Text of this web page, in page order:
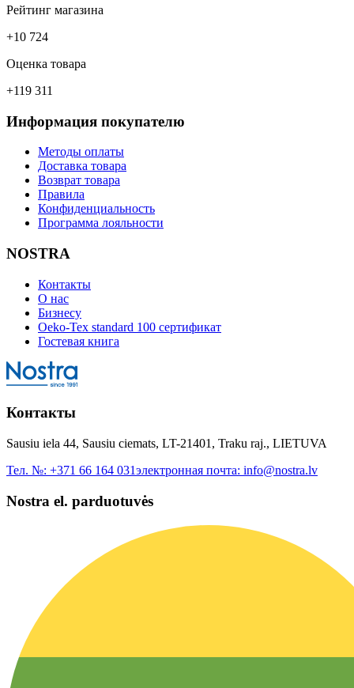
Рейтинг магазина
+10 724
Оценка товара
+119 311
Информация покупателю
Методы оплаты
Доставка товара
Возврат товара
Правила
Конфиденциальность
Программа лояльности
NOSTRA
Контакты
О нас
Бизнесу
Oeko-Tex standard 100 сертификат
Гостевая книга
Контакты
Sausiu iela 44, Sausiu ciemats, LT-21401, Traku raj., LIETUVA
Тел. №: +371 66 164 031электронная почта: info@nostra.lv
Nostra el. parduotuvės